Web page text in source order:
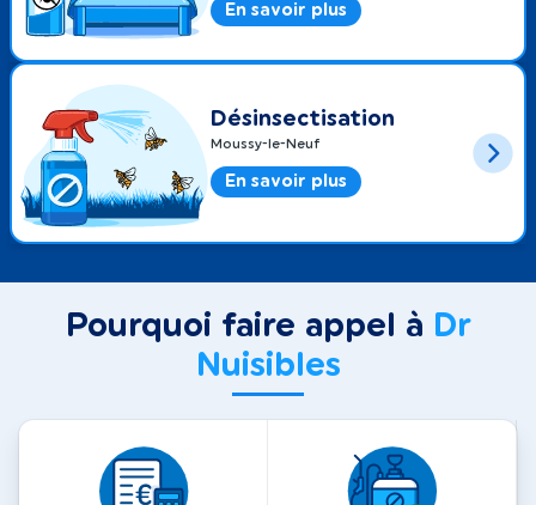
En savoir plus
Désinsectisation
Moussy-le-Neuf
En savoir plus
Pourquoi faire appel à Dr
Nuisibles